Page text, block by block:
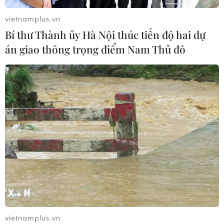
05/08/2026 09:39
Trung Quốc phóng thành công hai
vệ tinh siêu phổ Đông Phương Huệ
Nhãn
05/08/2026 07:16
Xem thêm
CƠ QUAN CHỦ QUẢN: THÔNG TẤN XÃ VIỆT NAM
Tổng Biên tập: TRẦN TIẾN DUẨN
vietnamplus.vn
Bí thư Thành ủy Hà Nội thúc tiến độ hai dự
án giao thông trọng điểm Nam Thủ đô
vietnamplus.vn